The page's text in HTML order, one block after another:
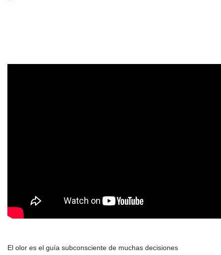
El olor es el guía subconsciente de muchas decisiones